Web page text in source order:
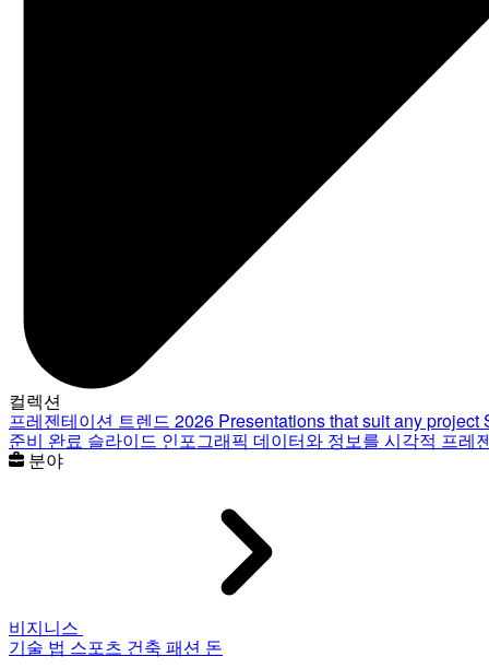
컬렉션
프레젠테이션 트렌드 2026 Presentations that suit any project
준비 완료 슬라이드 인포그래픽 데이터와 정보를 시각적 프레
분야
비지니스
기술 법 스포츠 건축 패션 돈